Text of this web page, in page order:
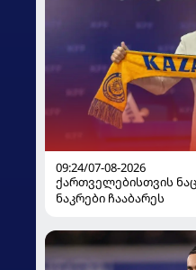
09:24/07-08-2026
ქართველებისთვის
ნაკრები ჩააბარეს